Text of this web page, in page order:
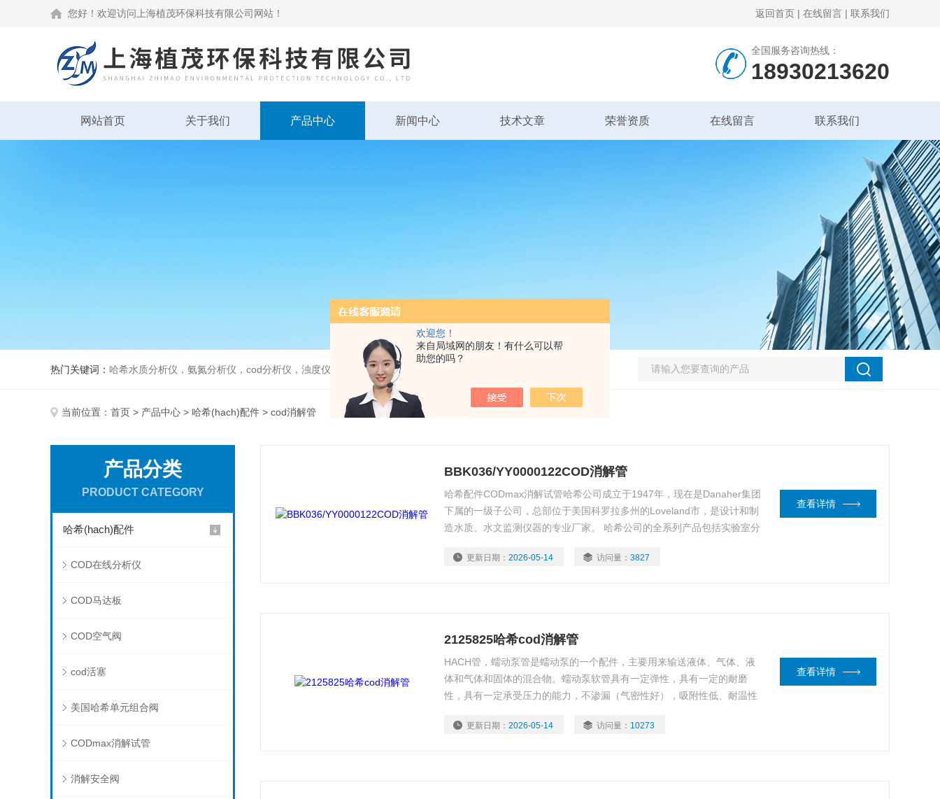
欢迎您！
来自局域网的朋友！有什么可以帮
助您的吗？
您好！欢迎访问上海植茂环保科技有限公司网站！ 返回首页 | 在线留言 | 联系我们
全国服务咨询热线：
18930213620
网站首页 关于我们 产品中心 新闻中心 技术文章 荣誉资质 在线留言 联系我们
热门关键词： 哈希水质分析仪，氨氮分析仪，cod分析仪，浊度仪，bod分析仪，溶解氧分析仪
当前位置： 首页 > 产品中心 > 哈希(hach)配件 > cod消解管
产品分类
PRODUCT CATEGORY
哈希(hach)配件
COD在线分析仪
COD马达板
COD空气阀
cod活塞
美国哈希单元组合阀
CODmax消解试管
消解安全阀
BBK036/YY0000122COD消解管
哈希配件CODmax消解试管哈希公司成立于1947年，现在是Danaher集团
下属的一级子公司，总部位于美国科罗拉多州的Loveland市，是设计和制
造水质、水文监测仪器的专业厂家。 哈希公司的全系列产品包括实验室分
更新日期：2026-05-14 访问量：3827
查看详情
2125825哈希cod消解管
HACH管，蠕动泵管是蠕动泵的一个配件，主要用来输送液体、气体、液
体和气体和固体的混合物。蠕动泵软管具有一定弹性，具有一定的耐磨
性，具有一定承受压力的能力，不渗漏（气密性好），吸附性低、耐温性
更新日期：2026-05-14 访问量： 10273
查看详情